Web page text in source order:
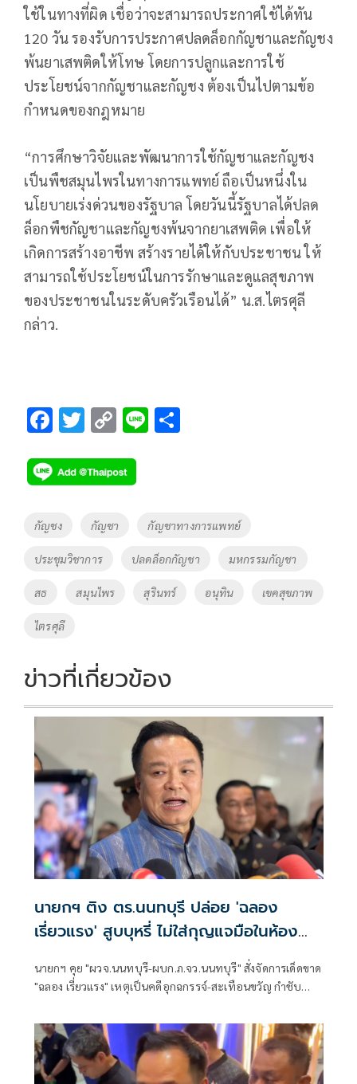
ใช้ในทางที่ผิด เชื่อว่าจะสามารถประกาศใช้ได้ทัน
120 วัน รองรับการประกาศปลดล็อกกัญชาและกัญชง
พ้นยาเสพติดให้โทษ โดยการปลูกและการใช้
ประโยชน์จากกัญชาและกัญชง ต้องเป็นไปตามข้อ
กำหนดของกฎหมาย
“การศึกษาวิจัยและพัฒนาการใช้กัญชาและกัญชง
เป็นพืชสมุนไพรในทางการแพทย์ ถือเป็นหนึ่งใน
นโยบายเร่งด่วนของรัฐบาล โดยวันนี้รัฐบาลได้ปลด
ล็อกพืชกัญชาและกัญชงพ้นจากยาเสพติด เพื่อให้
เกิดการสร้างอาชีพ สร้างรายได้ให้กับประชาชน ให้
สามารถใช้ประโยชน์ในการรักษาและดูแลสุขภาพ
ของประชาชนในระดับครัวเรือนได้” น.ส.ไตรศุลี
กล่าว.
F
e
b
o
k
T
tt
er
C
p
y
Li
Li
Tags
กัญชง กัญชา กัญชาทางการแพทย์
ประชุมวิชาการ ปลดล็อกกัญชา มหกรรมกัญชา
สธ สมุนไพร สุรินทร์ อนุทิน เขคสุขภาพ
ไตรศุลี
ข่าวที่เกี่ยวข้อง
นายกฯ ติง ตร.นนทบุรี ปล่อย 'ฉลอง
เรี่ยวแรง' สูบบุหรี่ ไม่ใส่กุญแจมือในห้อง
นายกฯ คุย "ผวจ.นนทบุรี-ผบก.ภ.จว.นนทบุรี" สั่งจัดการเด็ดขาด
"ฉลอง เรี่ยวแรง" เหตุเป็นคดีอุกฉกรรจ์-สะเทือนขวัญ กำชับ
สัมภาษณ์ชิวๆ ไม่ใส่กุญแจมือ